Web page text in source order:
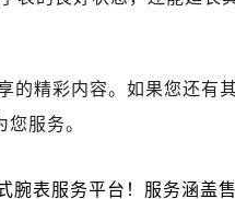
的精彩内容。如果您还有
服务。